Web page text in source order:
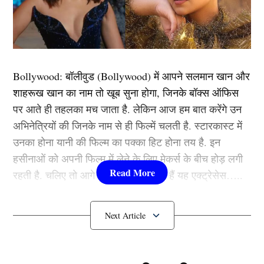
5, 2025
शिक्षक देबजीत घोष चाय बागान समुदाय के लिए आशा की किरण
बन गए हैं. असम में सूरज उगते ही देबजीत घोष रोज़ाना 150
किलोमीटर की अपनी यात्रा पर निकल पड़ते हैं. उन्हें हर रोज़
दिहिंग पटकाई राष्ट्रीय उद्यान से गुज़रना पड़ता है. यह रास्ता बेहद
खतरनाक है, बारिश के बाद सड़कें कीचड़ में बदल जाती हैं और
हाथियों के आने का खतरा हमेशा बना रहता है, लेकिन देबजीत घोष
का हौसला कभी कम नहीं होता. वह उन बच्चों को पढ़ाने के लिए यह
कठिन यात्रा करते हैं.
देश में मचा हड़कंप: मुंबई में घुसे 14 आतंकी, पुलिस
को भेजा गया खुफिया मैसेज
Bollywood:बॉलीवुड (Bollywood)में आपने सलमान खान और
शाहरूख खान का नाम तो खूब सुना होगा, जिनके बॉक्स ऑफिस
पर आते ही तहलका मच जाता है. लेकिन आज हम बात करेंगे उन
अभिनेत्रियों की जिनके नाम से ही फिल्में चलती है. स्टारकास्ट में
उनका होना यानी की फिल्म का पक्का हिट होना तय है. इन
हसीनाओं को अपनी फिल्म में लेने के लिए मेकर्स के बीच होड़ लगी
रहती है. चलिए तो आगे जानते हैं कौन-कौन हैं यह एक्ट्रेसेस…..
कौन हैंBollywood की यह हसीनाएं?